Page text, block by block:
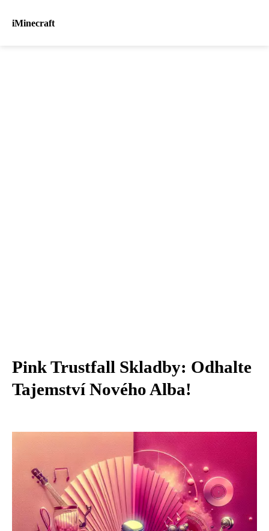
iMinecraft
Pink Trustfall Skladby: Odhalte
Tajemství Nového Alba!